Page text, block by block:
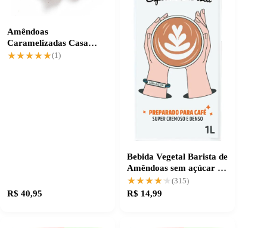
Amêndoas
Caramelizadas Casa
Santa Luzia: crocância e
★★★★★
★★★★★(1)
R$ 40,95
Bebida Vegetal Barista de
Amêndoas sem açúcar e
livre de lactose
★★★★★
★★★★★(315)
R$ 14,99